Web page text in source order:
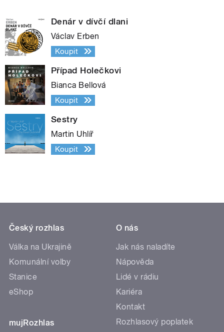
Denár v dívčí dlani
Václav Erben
Koupit
Případ Holečkovi
Bianca Bellová
Koupit
Sestry
Martin Uhlíř
Koupit
Český rozhlas
Válka na Ukrajině
Komunální volby
Stanice
eShop
mujRozhlas
O nás
Jak nás naladíte
Nápověda
Lidé v rádiu
Kariéra
Kontakt
Rozhlasový poplatek